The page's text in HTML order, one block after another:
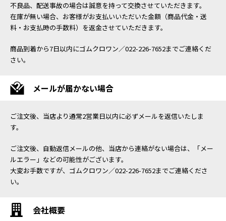
不良品、配送事故の場合は誠意を持って交換させていただきます。
在庫が無い場合、お客様がお支払いいただいた金額（商品代金・送
料・お支払時の手数料）を返金させていただきます。
商品到着から7日以内にゴムクロワン／022-226-7652までご連絡くだ
さい。
メールが届かない場合
ご注文後、当店より通常2営業日以内に必ずメールを返信いたしま
す。
ご注文後、自動返信メールの他、当店から連絡がない場合は、「メー
ルエラー」などの可能性がございます。
大変お手数ですが、ゴムクロワン／022-226-7652までご連絡くださ
い。
会社概要